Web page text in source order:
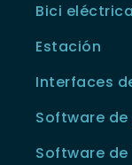
Bici eléctrica
Estación
Interfaces
Software
Software